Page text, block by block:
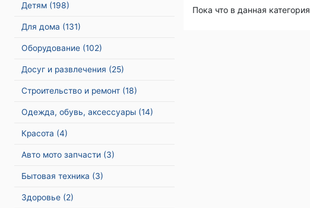
Детям (198)
Для дома (131)
Оборудование (102)
Досуг и развлечения (25)
Строительство и ремонт (18)
Одежда, обувь, аксессуары (14)
Красота (4)
Авто мото запчасти (3)
Бытовая техника (3)
Здоровье (2)
Пока что в данная